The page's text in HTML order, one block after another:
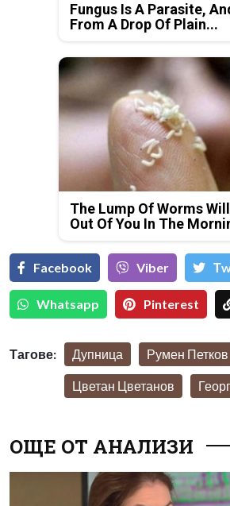
Fungus Is A Parasite,
From A Drop Of Plain...
The Lump Of Worms
Out Of You In The
Facebook Viber
Whatsapp Pinterest
Тагове: Дупница Румен Петков
Цветан Цветанов
ОЩЕ ОТ АНАЛИЗИ